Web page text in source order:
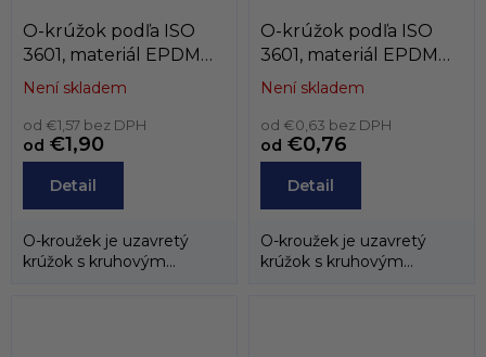
O-krúžok podľa ISO
3601, materiál EPDM
70, podľa vnútorného
do 399,6mm
Není skladem
od €1,57 bez DPH
od €1,90
Detail
O-kroužek je uzavretý
krúžok s kruhovým
O-krúžok podľa ISO
3601, materiál EPDM
70, podľa vnútorného
do 249,8mm
Není skladem
od €0,63 bez DPH
od €0,76
Detail
O-kroužek je uzavretý
krúžok s kruhovým